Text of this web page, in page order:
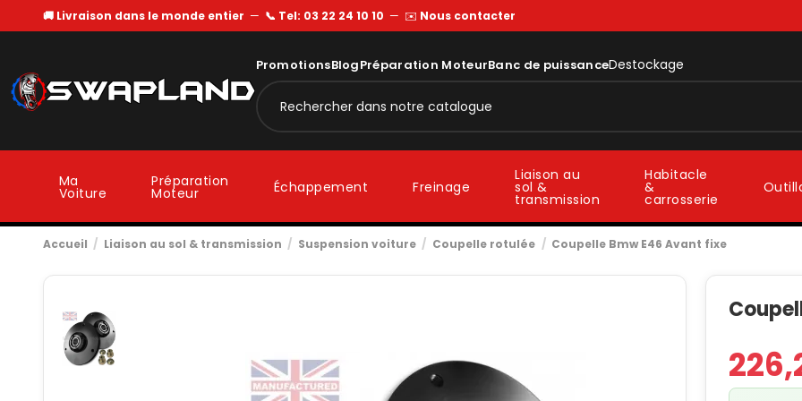
🚚 Livraison dans le monde entier — 📞 Tel: 03 22 24 10 10 — ✉️ Nous contacter
PromotionsBlogPréparation MoteurBanc de puissanceDestockage
Ma
Voiture
Préparation
Moteur Échappement Freinage
Liaison au
sol &
transmission
Habitacle
&
carrosserie
Accueil Liaison au sol & transmission Suspension voiture Coupelle rotulée Coupelle Bmw E46 Avant fixe